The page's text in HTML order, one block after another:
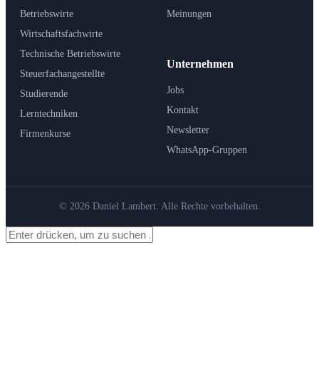
Betriebswirte
Wirtschaftsfachwirte
Technische Betriebswirte
Steuerfachangestellte
Studierende
Lerntechniken
Firmenkurse
Meinungen
Unternehmen
Jobs
Kontakt
Newsletter
WhatsApp-Gruppen
© 2026 Daniel Lambert. Alle Rechte vorbehalten.